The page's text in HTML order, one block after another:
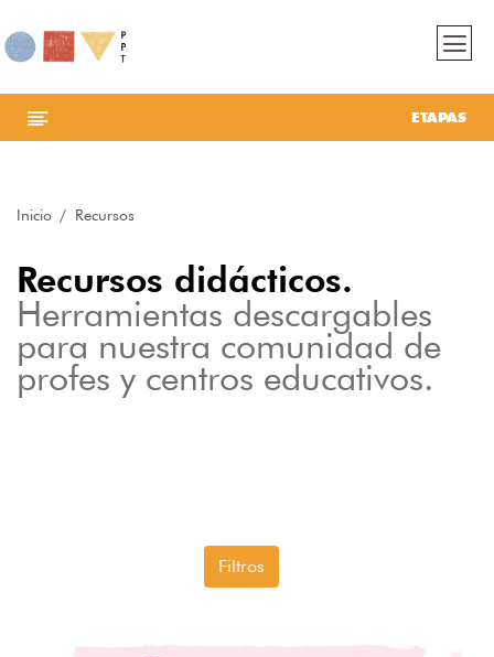
ETAPAS
Inicio Recursos
Recursos didácticos.
Herramientas descargables
para nuestra comunidad de
profes y centros educativos.
Filtros